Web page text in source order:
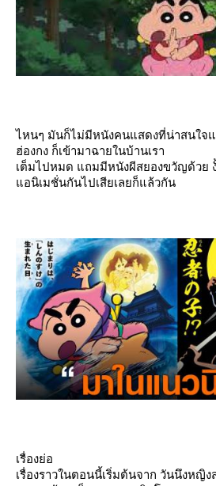
ไหนๆ มันก็ไม่มีหนังคนแสดงที่น่าสนใจ
ฮ่องกง ก็เข้ามาฉายในบ้านเรา
เต็มไปหมด แถมมีหนังผีสยองขวัญด้วย
อนิเมชั่นกันไปเสียเลยก็แล้วกัน
เรื่องย่อ
เรื่องราวในตอนนี้เริ่มต้นจาก วันนึงหญิง